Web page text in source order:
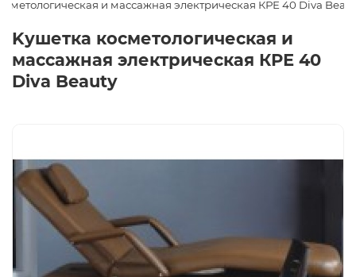
и массажная электрическая КРЕ 40 Diva
Kушетка косметологическая и
массажная электрическая КРЕ 40
Diva Beauty